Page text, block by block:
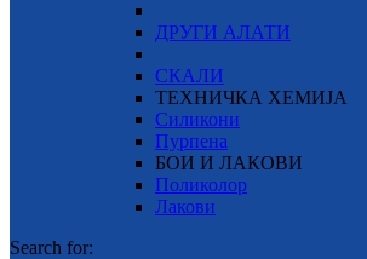
ДРУГИ АЛАТИ
СКАЛИ
ТЕХНИЧКА ХЕМИЈА
Силикони
Пурпена
БОИ И ЛАКОВИ
Поликолор
Лакови
Search for: